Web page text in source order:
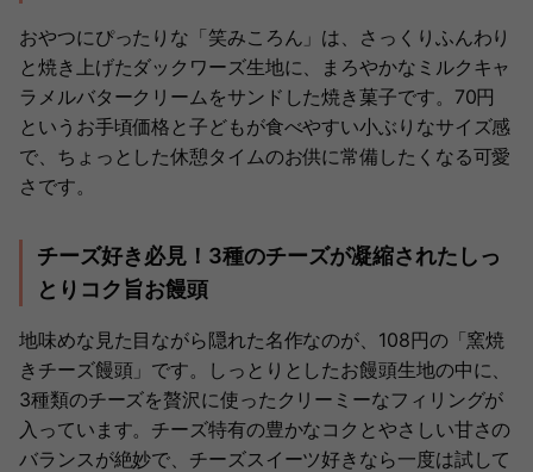
おやつにぴったりな「笑みころん」は、さっくりふんわり
と焼き上げたダックワーズ生地に、まろやかなミルクキャ
ラメルバタークリームをサンドした焼き菓子です。70円
というお手頃価格と子どもが食べやすい小ぶりなサイズ感
で、ちょっとした休憩タイムのお供に常備したくなる可愛
さです。
チーズ好き必見！3種のチーズが凝縮されたしっ
とりコク旨お饅頭
地味めな見た目ながら隠れた名作なのが、108円の「窯焼
きチーズ饅頭」です。しっとりとしたお饅頭生地の中に、
3種類のチーズを贅沢に使ったクリーミーなフィリングが
入っています。チーズ特有の豊かなコクとやさしい甘さの
バランスが絶妙で、チーズスイーツ好きなら一度は試して